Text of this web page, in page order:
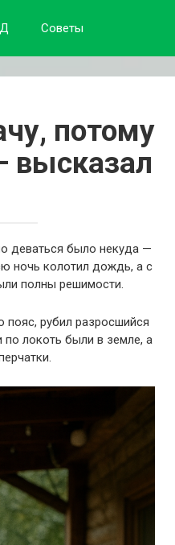
Советы
потому
высказал
деваться было некуда —
ночь колотил дождь, а с
полны решимости.
пояс, рубил разросшийся
по локоть были в земле, а